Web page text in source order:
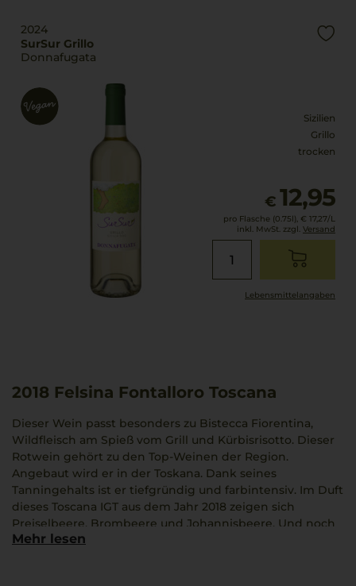
2024
SurSur Grillo
Donnafugata
Sizilien
Grillo
trocken
€ 12,95
pro Flasche (0.75l), € 17,27/L
inkl. MwSt. zzgl. Versand
Lebensmittel­angaben
2018 Felsina Fontalloro Toscana
Dieser Wein passt besonders zu Bistecca Fiorentina,
Wildfleisch am Spieß vom Grill und Kürbisrisotto. Dieser
Rotwein gehört zu den Top-Weinen der Region.
Angebaut wird er in der Toskana. Dank seines
Tanningehalts ist er tiefgründig und farbintensiv. Im Duft
dieses Toscana IGT aus dem Jahr 2018 zeigen sich
Preiselbeere, Brombeere und Johannisbeere. Und noch
mehr offeriert er: So fügen sich Aromen wie Nelke,
Mehr lesen